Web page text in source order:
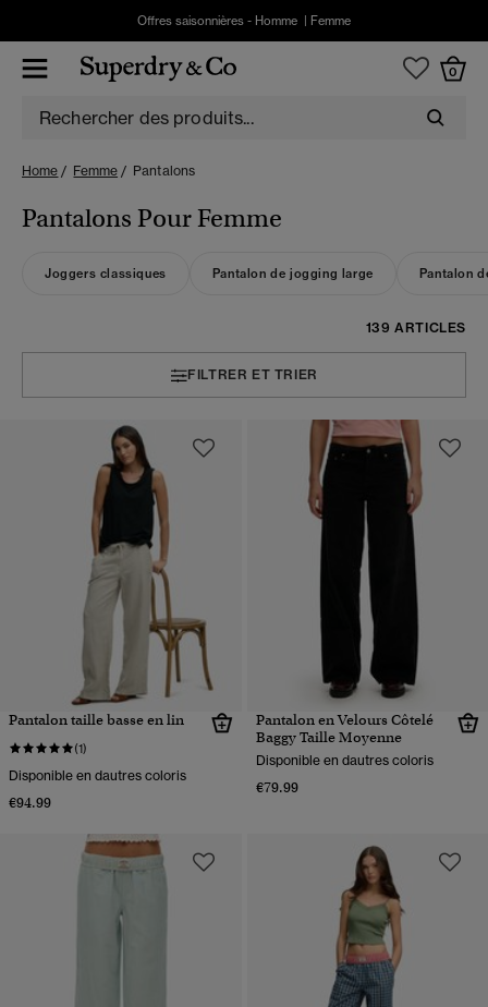
Offres saisonnières - Homme Femme
0
Home Femme Pantalons
Pantalons Pour Femme
Joggers classiques Pantalon de jogging large Pantalon
139 ARTICLES
FILTRER ET TRIER
Pantalon taille basse en lin
(1)
Disponible en dautres coloris
€94.99
Pantalon en Velours Côtelé
Baggy Taille Moyenne
Disponible en dautres coloris
€79.99